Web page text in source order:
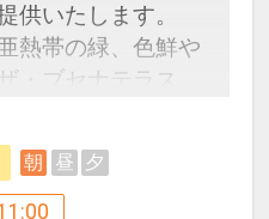
供いたします。
熱帯の緑、色鮮や
・ブセナテラス
意事項□
やサービス内容は
朝 昼 夕